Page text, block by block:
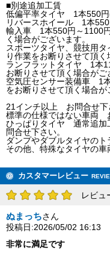
■別途追加工賃
低偏平率タイヤ 1本550円
リバースホイール 1本
輸入車 1本550円～1100
く場合がございます。
スポーツタイヤ、競技用
り作業をお断りさせて頂く
ランフラットタイヤ 1本
お断りさせて頂く場合がご
空気圧センサー装備車 1
をお断りさせて頂く場合が
21インチ以上 お問合せ下
標準の仕様ではない車両
ひっぱりタイヤ 通常追加
問合せ下さい。
ダンプやダブルタイヤの
その他、特殊なタイヤの
カスタマーレビュー
レビュ
ぬまっちさん
投稿日:2026/05/02 16:13
非常に満足です